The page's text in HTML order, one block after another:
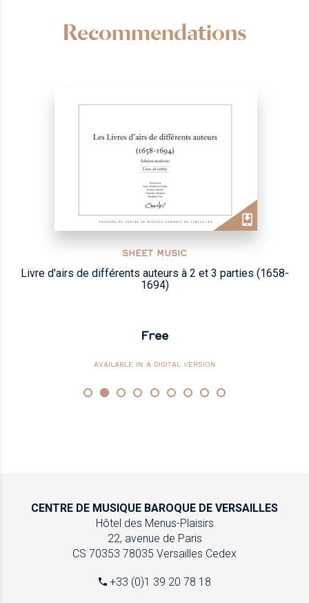
Recommendations
SHEET MUSIC
Livre d'airs de différents auteurs à 2 et 3 parties (1658-
1694)
Free
AVAILABLE IN A DIGITAL VERSION
CENTRE DE MUSIQUE BAROQUE DE VERSAILLES
Hôtel des Menus-Plaisirs
22, avenue de Paris
CS 70353 78035 Versailles Cedex
+33 (0)1 39 20 78 18